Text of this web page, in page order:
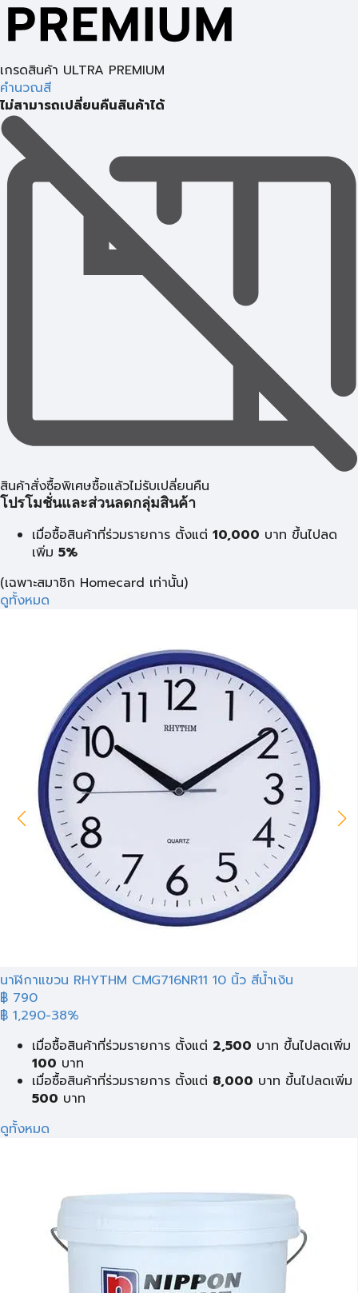
เกรดสินค้า ULTRA PREMIUM
คำนวณสี
ไม่สามารถเปลี่ยนคืนสินค้าได้
สินค้าสั่งซื้อพิเศษซื้อแล้วไม่รับเปลี่ยนคืน
โปรโมชั่นและส่วนลดกลุ่มสินค้า
เมื่อซื้อสินค้าที่ร่วมรายการ ตั้งแต่ 10,000 บาท ขึ้นไปลด
เพิ่ม 5%
(เฉพาะสมาชิก Homecard เท่านั้น)
ดูทั้งหมด
นาฬิกาแขวน RHYTHM CMG716NR11 10 นิ้ว สีน้ำเงิน
฿ 790
฿ 1,290-38%
เมื่อซื้อสินค้าที่ร่วมรายการ ตั้งแต่ 2,500 บาท ขึ้นไปลดเพิ่ม
100 บาท
เมื่อซื้อสินค้าที่ร่วมรายการ ตั้งแต่ 8,000 บาท ขึ้นไปลดเพิ่ม
500 บาท
ดูทั้งหมด